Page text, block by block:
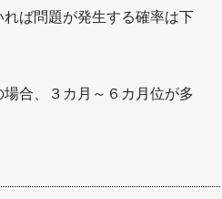
ば問題が発生する確率は下
合、３カ月～６カ月位が多